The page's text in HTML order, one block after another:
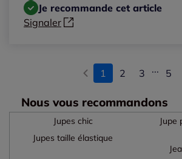
Je recommande cet article
Signaler
1 2 3 ... 5
Nous vous recommandons
Jupes chic
Jupes taille élastique
Jupe